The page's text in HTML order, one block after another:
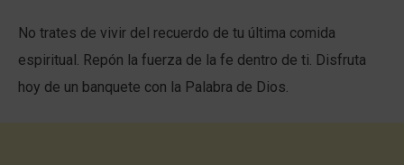
No trates de vivir del recuerdo de tu última comida
espiritual. Repón la fuerza de la fe dentro de ti. Disfruta
hoy de un banquete con la Palabra de Dios.